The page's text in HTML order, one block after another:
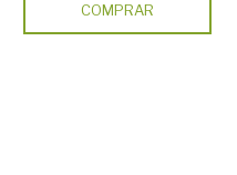
COMPRAR